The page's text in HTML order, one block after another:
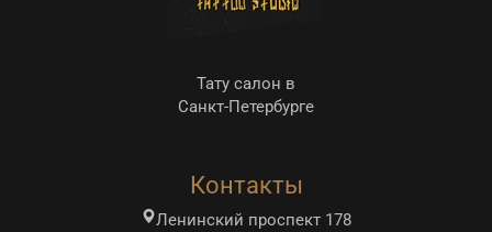
Тату салон в
Санкт-Петербурге
Контакты
Ленинский проспект 178